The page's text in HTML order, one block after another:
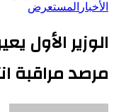
الأخبار المستعرض
الوزير الأول
مرصد مراقبة